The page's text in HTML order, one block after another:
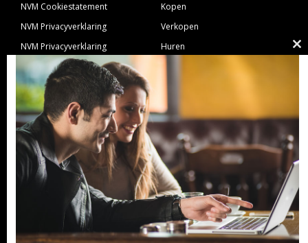
NVM Cookiestatement
NVM Privacyverklaring
NVM Privacyverklaring
Nieuwbouw
NVM Voorwaarden Consument
NVM Voorwaarden
Professionele Opdrachtgevers
Kopen
Verkopen
Huren
Hypotheek
Verzekeren
Links
Ibiza Real Estate BDK
NieuwWonenUtrecht